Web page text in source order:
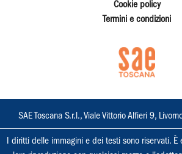
Cookie policy
Termini e condizioni
SAE Toscana S.r.l., Viale Vittorio Alfieri 9,
I diritti delle immagini e dei testi sono riservati. È